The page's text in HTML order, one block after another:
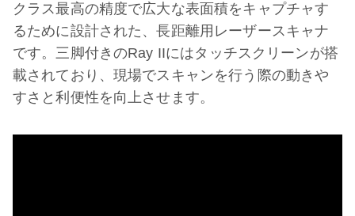
クラス最高の精度で広大な表面積をキャプチャす
るために設計された、長距離用レーザースキャナ
です。三脚付きのRay IIにはタッチスクリーンが搭
載されており、現場でスキャンを行う際の動きや
すさと利便性を向上させます。